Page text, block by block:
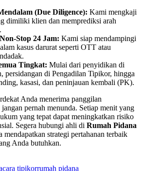
(Due Diligence): Kami mengkaji
dimiliki klien dan memprediksi arah
Stop 24 Jam: Kami siap mendampingi
kasus darurat seperti OTT atau
Tingkat: Mulai dari penyidikan di
persidangan di Pengadilan Tipikor, hingga
kasasi, dan peninjauan kembali (PK).
Anda menerima panggilan
pernah menunda. Setiap menit yang
yang tepat dapat meningkatkan risiko
Segera hubungi ahli di Rumah Pidana
mendapatkan strategi pertahanan terbaik
Anda butuhkan.
tipikorrumah pidana